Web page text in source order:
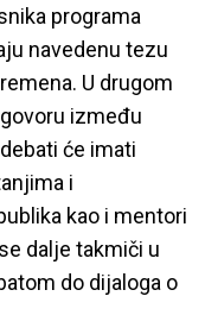
programa
navedenu tezu
U drugom
između
će imati
i
kao i mentori
dalje takmiči u
do dijaloga o